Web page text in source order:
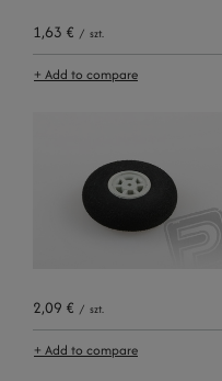
1,63 € / szt.
+ Add to compare
2,09 € / szt.
+ Add to compare